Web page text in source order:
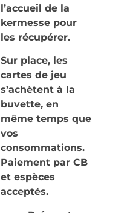
l’accueil de la
kermesse pour
les récupérer.
Sur place, les
cartes de jeu
s’achètent à la
buvette, en
même temps que
vos
consommations.
Paiement par CB
et espèces
acceptés.